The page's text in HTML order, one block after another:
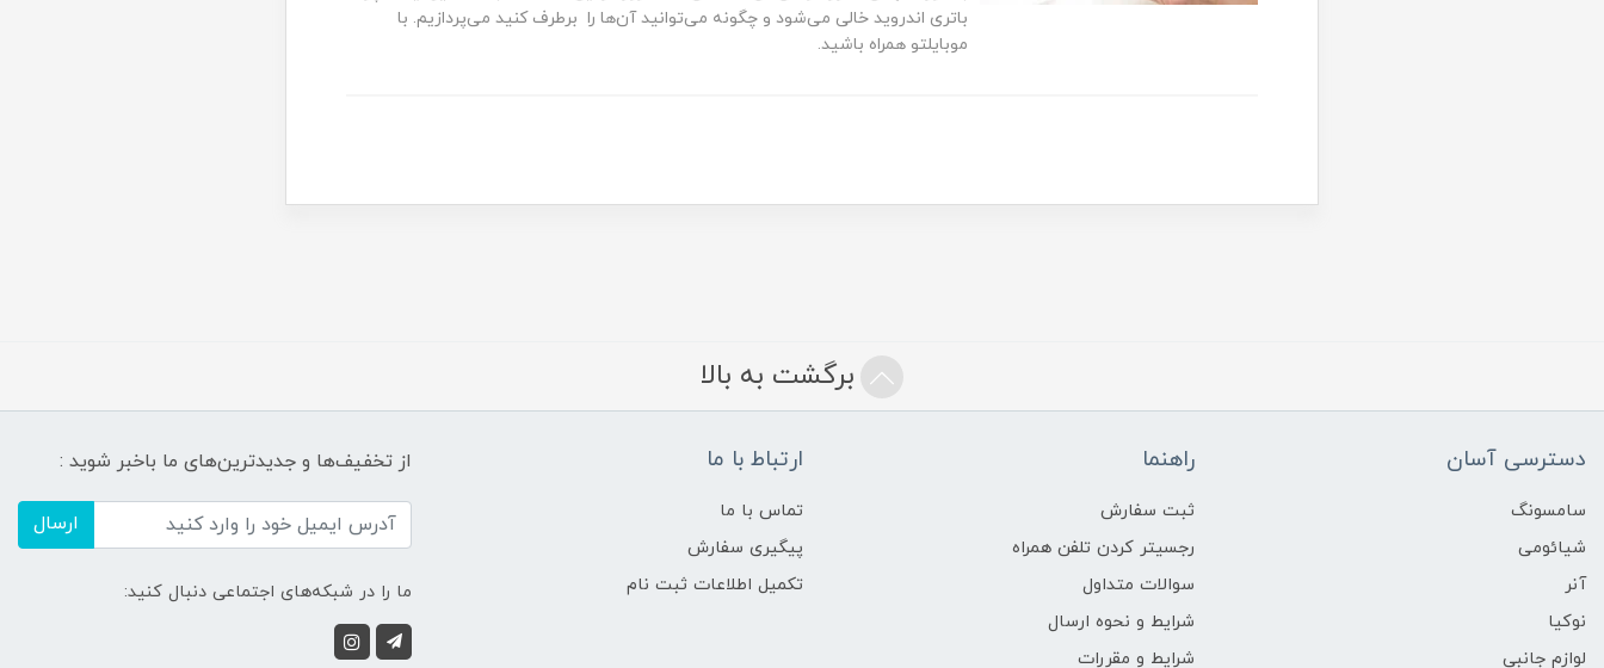
باتری اندروید خالی می‌شود و چگونه می‌توانید آن‌ها را برطرف کنید می‌پردازیم. با
موبایلتو همراه باشید.
برگشت به بالا
دسترسی آسان
سامسونگ
شیائومی
آنر
نوکیا
لوازم جانبی
راهنما
ثبت سفارش
رجسیتر کردن تلفن همراه
سوالات متداول
شرایط و نحوه ارسال
شرایط و مقررات
ارتباط با ما
تماس با ما
پیگیری سفارش
تکمیل اطلاعات ثبت نام
از تخفیف‌ها و جدیدترین‌های ما باخبر شوید :
ارسال
ما را در شبکه‌های اجتماعی دنبال کنید: